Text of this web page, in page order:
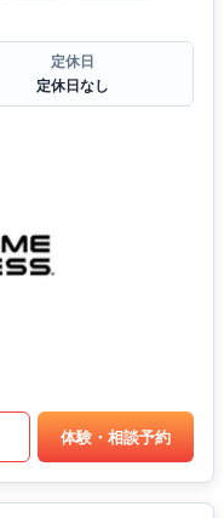
定休日
定休日なし
体験・相談予約